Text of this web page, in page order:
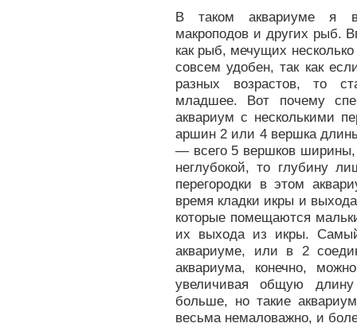
В таком аквариуме я
макроподов и других рыб.
как рыб, мечущих
совсем удобен, так как
разных возрастов, то
младшее. Вот почему
аквариум с несколькими
аршин 2 или 4 вершка
— всего 5 вершков ширины,
неглубокой, то глубину
перегородки в этом
время кладки икры и
которые помещаются
их выхода из икры.
аквариуме, или в 2
аквариума, конечно,
увеличивая общую
больше, но такие
весьма немаловажно, и